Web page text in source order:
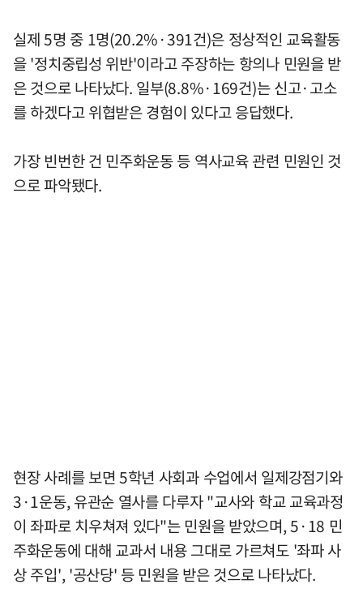
실제 5명 중 1명(20.2%·391건)은 정상적인 교육활동
을 '정치중립성 위반'이라고 주장하는 항의나 민원을 받
은 것으로 나타났다. 일부(8.8%·169건)는 신고·고소
를 하겠다고 위협받은 경험이 있다고 응답했다.
가장 빈번한 건 민주화운동 등 역사교육 관련 민원인 것
으로 파악됐다.
현장 사례를 보면 5학년 사회과 수업에서 일제강점기와
3·1운동, 유관순 열사를 다루자 "교사와 학교 교육과정
이 좌파로 치우쳐져 있다"는 민원을 받았으며, 5·18 민
주화운동에 대해 교과서 내용 그대로 가르쳐도 '좌파 사
상 주입', '공산당' 등 민원을 받은 것으로 나타났다.